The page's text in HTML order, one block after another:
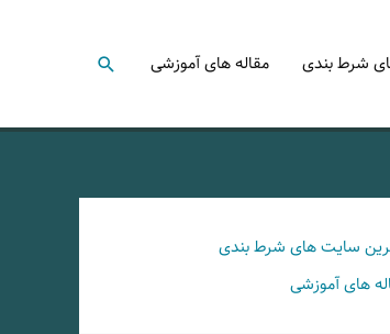
شرط بندی مقاله های آموزشی جستجو
سایت های شرط بندی
های آموزشی